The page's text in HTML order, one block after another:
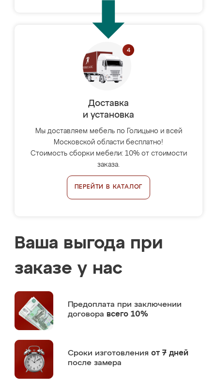
Доставка
и установка
Мы доставляем мебель по Голицыно и всей
Московской области бесплатно!
Стоимость сборки мебели: 10% от стоимости
заказа.
ПЕРЕЙТИ В КАТАЛОГ
Ваша выгода при
заказе у нас
Предоплата при заключении
договора всего 10%
Сроки изготовления от 7 дней
после замера